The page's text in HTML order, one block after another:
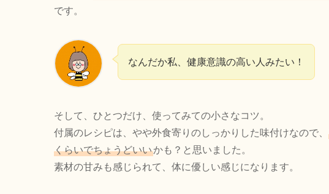
です。
なんだか私、健康意識の高い人みたい！
そして、ひとつだけ、使ってみての小さなコツ。
付属のレシピは、やや外食寄りのしっかりした味付けなので、
くらいでちょうどいいかも？と思いました。
素材の甘みも感じられて、体に優しい感じになります。